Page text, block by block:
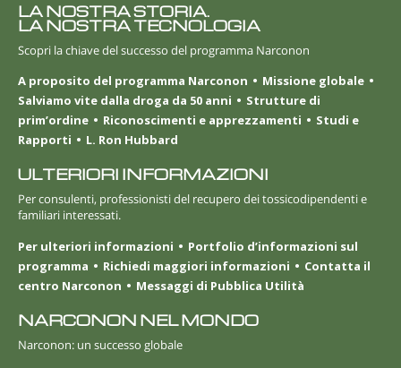
LA NOSTRA STORIA.
LA NOSTRA TECNOLOGIA
Scopri la chiave del successo del programma Narconon
A proposito del programma Narconon
Missione globale
Salviamo vite dalla droga da 50 anni
Strutture di
prim’ordine
Riconoscimenti e apprezzamenti
Studi e
Rapporti
L. Ron Hubbard
ULTERIORI INFORMAZIONI
Per consulenti, professionisti del recupero dei tossicodipendenti e
familiari interessati.
Per ulteriori informazioni
Portfolio d’informazioni sul
programma
Richiedi maggiori informazioni
Contatta il
centro Narconon
Messaggi di Pubblica Utilità
NARCONON NEL MONDO
Narconon: un successo globale